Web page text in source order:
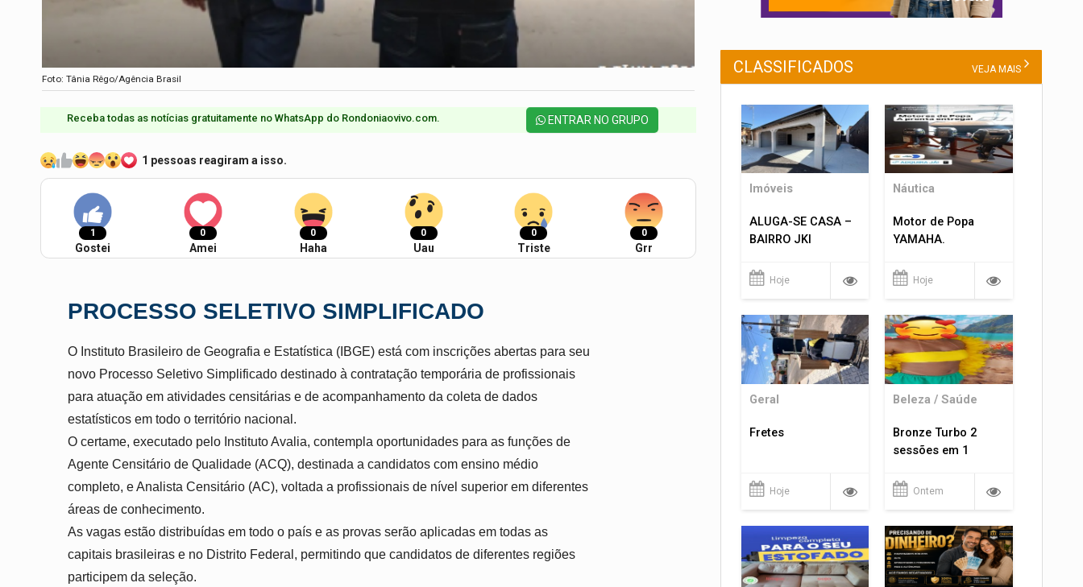
Foto: Tânia Rêgo/Agência Brasil
Receba todas as notícias gratuitamente no WhatsApp do Rondoniaovivo.com.​ ENTRAR NO GRUPO
1 pessoas reagiram a isso.
1
Gostei
0
Amei
0
Haha
0
Uau
0
Triste
0
Grr
PROCESSO SELETIVO SIMPLIFICADO
O Instituto Brasileiro de Geografia e Estatística (IBGE) está com inscrições abertas para seu
novo Processo Seletivo Simplificado destinado à contratação temporária de profissionais
para atuação em atividades censitárias e de acompanhamento da coleta de dados
estatísticos em todo o território nacional.
O certame, executado pelo Instituto Avalia, contempla oportunidades para as funções de
Agente Censitário de Qualidade (ACQ), destinada a candidatos com ensino médio
completo, e Analista Censitário (AC), voltada a profissionais de nível superior em diferentes
áreas de conhecimento.
As vagas estão distribuídas em todo o país e as provas serão aplicadas em todas as
capitais brasileiras e no Distrito Federal , permitindo que candidatos de diferentes regiões
participem da seleção.
CLASSIFICADOS VEJA MAIS
Imóveis
ALUGA-SE CASA –
BAIRRO JKI
Hoje
Náutica
Motor de Popa
YAMAHA.
Hoje
Geral
Fretes
Hoje
Beleza / Saúde
Bronze Turbo 2
sessões em 1
Ontem